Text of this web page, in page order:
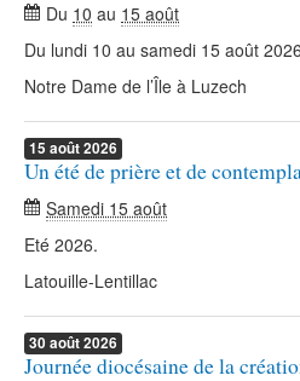
Du 10 au 15 août
Du lundi 10 au samedi 15 août 2026
Notre Dame de l’Île à Luzech
15 août2026
Un été de prière et de
Samedi 15 août
Eté 2026.
Latouille-Lentillac
30 août2026
Journée diocésaine de la